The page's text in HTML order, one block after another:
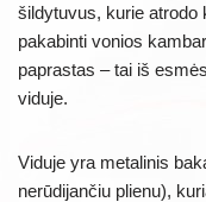
šildytuvus, kurie atrodo
pakabinti vonios
paprastas – tai iš
viduje.
Viduje yra metalinis
nerūdijančiu plienu),